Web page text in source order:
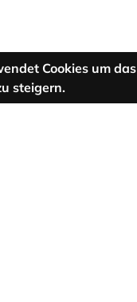
Cookies um das
steigern.